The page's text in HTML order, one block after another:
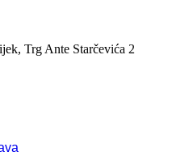
Trg Ante Starčevića 2